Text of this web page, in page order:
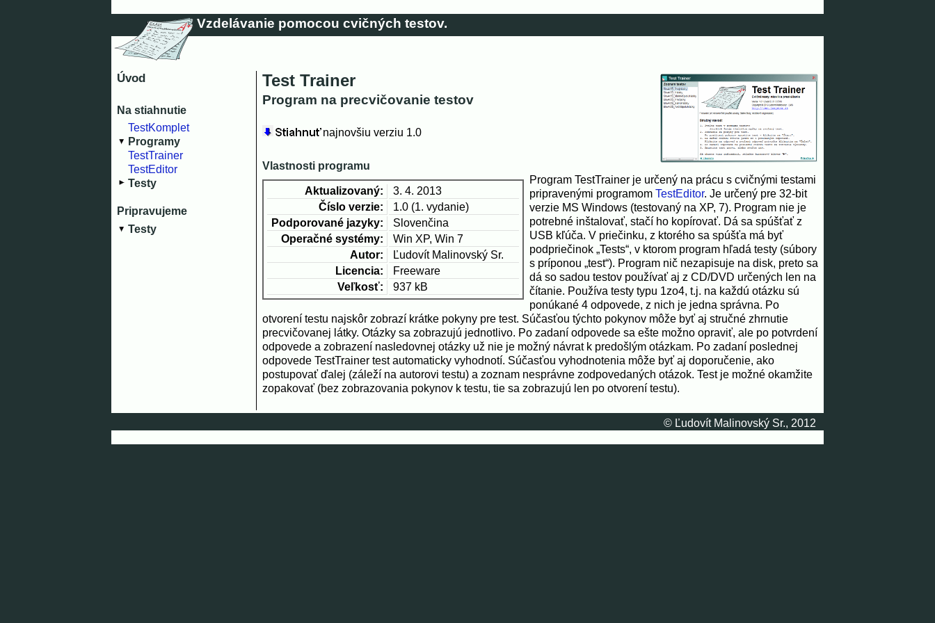
Vzdelávanie pomocou cvičných testov.
Úvod
Na stiahnutie
TestKomplet
Programy
TestTrainer
TestEditor
Testy
Pripravujeme
Testy
Test Trainer
Program na precvičovanie testov
najnovšiu verziu 1.0
Vlastnosti programu
Aktualizovaný:
3. 4. 2013
Číslo verzie:
1.0 (1. vydanie)
Podporované jazyky:
Slovenčina
Operačné systémy:
Win XP, Win 7
Autor:
Ľudovít Malinovský Sr.
Licencia:
Freeware
Veľkosť:
937 kB
Program TestTrainer je určený na prácu s cvičnými testami
pripravenými programom TestEditor. Je určený pre 32-bit
verzie MS Windows (testovaný na XP, 7). Program nie je
potrebné inštalovať, stačí ho kopírovať. Dá sa spúšťať z
USB kľúča. V priečinku, z ktorého sa spúšťa má byť
podpriečinok „Tests“, v ktorom program hľadá testy (súbory
s príponou „test“). Program nič nezapisuje na disk, preto sa
dá so sadou testov používať aj z CD/DVD určených len na
čítanie. Používa testy typu 1zo4, t.j. na každú otázku sú
ponúkané 4 odpovede, z nich je jedna správna. Po
otvorení testu najskôr zobrazí krátke pokyny pre test. Súčasťou týchto pokynov môže byť aj stručné zhrnutie
precvičovanej látky. Otázky sa zobrazujú jednotlivo. Po zadaní odpovede sa ešte možno opraviť, ale po potvrdení
odpovede a zobrazení nasledovnej otázky už nie je možný návrat k predošlým otázkam. Po zadaní poslednej
odpovede TestTrainer test automaticky vyhodnotí. Súčasťou vyhodnotenia môže byť aj doporučenie, ako
postupovať ďalej (záleží na autorovi testu) a zoznam nesprávne zodpovedaných otázok. Test je možné okamžite
zopakovať (bez zobrazovania pokynov k testu, tie sa zobrazujú len po otvorení testu).
© Ľudovít Malinovský Sr., 2012